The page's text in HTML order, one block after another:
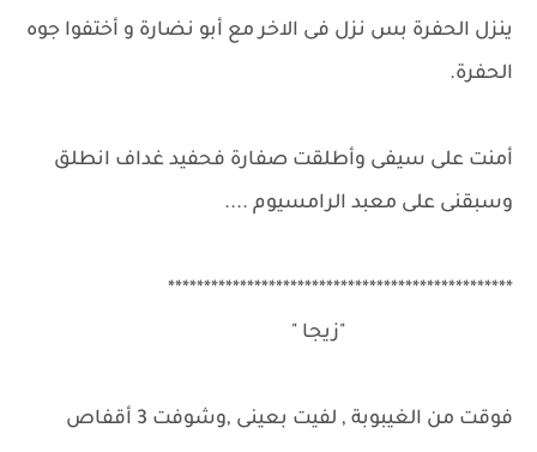
ينزل الحفرة بس نزل فى الاخر مع أبو نضارة و أختفوا جوه
الحفرة.
أمنت على سيفى وأطلقت صفارة فحفيد غداف انطلق
وسبقنى على معبد الرامسيوم ....
************************************************
"زيجا "
فوقت من الغيبوبة , لفيت بعينى ,وشوفت 3 أقفاص